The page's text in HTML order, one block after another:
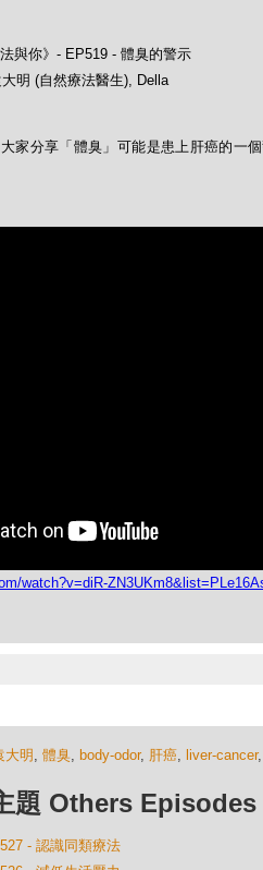
與你》- EP519 - 體臭的警示
明 (自然療法醫生), Della
家分享「體臭」可能是患上肝癌的一
watch?v=diR-
大明 , 體臭, body-odor, 肝癌, liver-cancer,
題 Others
- 認識同類療法